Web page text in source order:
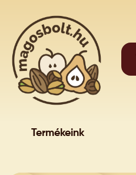
Termékeink